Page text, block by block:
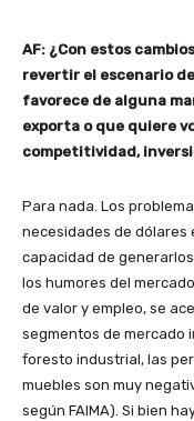
AF: ¿Con estos
revertir el escenario
favorece de alguna
exporta o que quiere
competitividad,
Para nada. Los
necesidades de dólares
capacidad de
los humores del
de valor y empleo, se
segmentos de mercado
foresto industrial, las
muebles son muy
según FAIMA). Si bien